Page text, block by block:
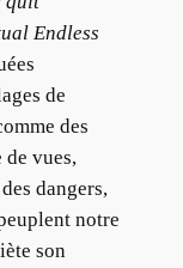
Endless
de
des
de vues,
dangers,
notre
son